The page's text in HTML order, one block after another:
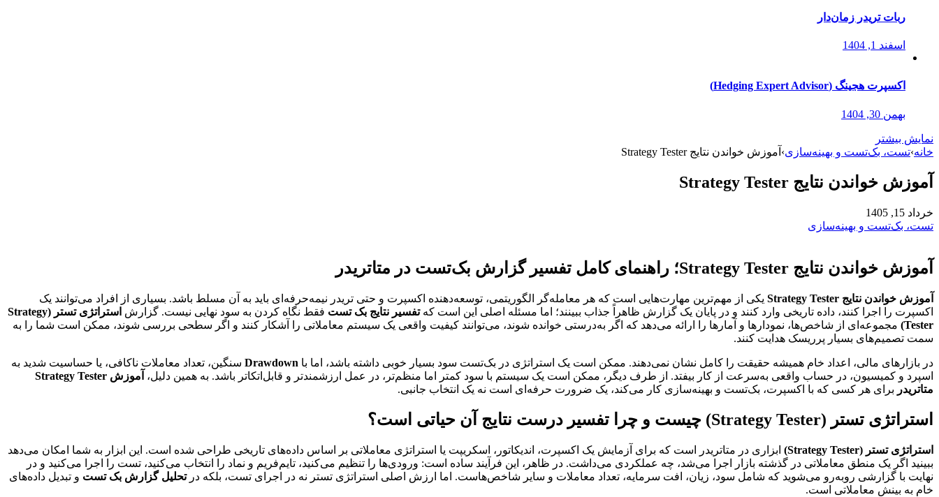
ربات تریدر زمان‌دار
اسفند 1, 1404
اکسپرت هجینگ (Hedging Expert Advisor)
بهمن 30, 1404
نمایش بیشتر
خانه›تست، بک‌تست و بهینه‌سازی› آموزش خواندن نتایج Strategy Tester
آموزش خواندن نتایج Strategy Tester
خرداد 15, 1405
تست، بک‌تست و بهینه‌سازی
آموزش خواندن نتایج Strategy Tester؛ راهنمای کامل تفسیر گزارش بک‌تست در متاتریدر
آموزش خواندن نتایج Strategy Tester
یکی از مهم‌ترین مهارت‌هایی است که هر معامله‌گر الگوریتمی، توسعه‌دهنده اکسپرت و حتی تریدر نیمه‌حرفه‌ای باید به آن مسلط باشد. بسیاری از افراد می‌توانند یک
اکسپرت را اجرا کنند، داده تاریخی وارد کنند و در پایان یک گزارش ظاهراً جذاب ببینند؛ اما مسئله اصلی این است کهتفسیر نتایج بک تست فقط نگاه کردن به سود نهایی نیست. گزارش
استراتژی تستر (Strategy
Tester) مجموعه‌ای از شاخص‌ها، نمودارها و آمارها را ارائه می‌دهد که اگر به‌درستی خوانده شوند، می‌توانند کیفیت واقعی یک سیستم معاملاتی را آشکار کنند و اگر سطحی بررسی شوند، ممکن است شما را به
سمت تصمیم‌های بسیار پرریسک هدایت کنند.
در بازارهای مالی، اعداد خام همیشه حقیقت را کامل نشان نمی‌دهند. ممکن است یک استراتژی در بک‌تست سود بسیار خوبی داشته باشد، اما با Drawdown سنگین، تعداد معاملات ناکافی، یا حساسیت شدید به
اسپرد و کمیسیون، در حساب واقعی به‌سرعت از کار بیفتد. از طرف دیگر، ممکن است یک سیستم با سود کمتر اما منظم‌تر، در عمل ارزشمندتر و قابل‌اتکاتر باشد. به همین دلیل،
آموزش Strategy Tester
متاتریدر برای هر کسی که با اکسپرت، بک‌تست و بهینه‌سازی کار می‌کند، یک ضرورت حرفه‌ای است نه یک انتخاب جانبی.
استراتژی تستر (Strategy Tester) چیست و چرا تفسیر درست نتایج آن حیاتی است؟
استراتژی تستر (Strategy Tester)
ابزاری در متاتریدر است که برای آزمایش یک اکسپرت، اندیکاتور، اسکریپت یا استراتژی معاملاتی بر اساس داده‌های تاریخی طراحی شده است. این ابزار به شما امکان می‌دهد
ببینید اگر یک منطق معاملاتی در گذشته بازار اجرا می‌شد، چه عملکردی می‌داشت. در ظاهر، این فرآیند ساده است: ورودی‌ها را تنظیم می‌کنید، تایم‌فریم و نماد را انتخاب می‌کنید، تست را اجرا می‌کنید و در
نهایت با گزارشی روبه‌رو می‌شوید که شامل سود، زیان، افت سرمایه، تعداد معاملات و سایر شاخص‌هاست. اما ارزش اصلی استراتژی تستر نه در اجرای تست، بلکه درتحلیل گزارش بک تست و تبدیل داده‌های
خام به بینش معاملاتی است.